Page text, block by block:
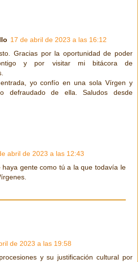
17 de abril de 2023 a las 16:12
Gracias por la oportunidad de poder
y por visitar mi bitácora de
yo confío en una sola Vírgen y
defraudado de ella. Saludos desde
abril de 2023 a las 12:43
haya gente como tú a la que todavía le
de 2023 a las 19:58
y su justificación cultural por